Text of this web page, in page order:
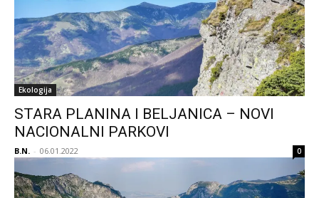
Ekologija
STARA PLANINA I BELJANICA – NOVI
NACIONALNI PARKOVI
B.N. - 06.01.2022 0